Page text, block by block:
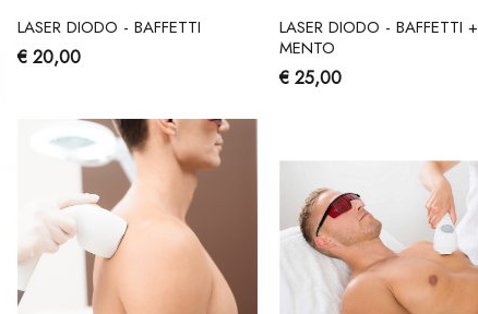
LASER DIODO - BAFFETTI
€ 20,00
LASER DIODO - BAFFETTI +
MENTO
€ 25,00